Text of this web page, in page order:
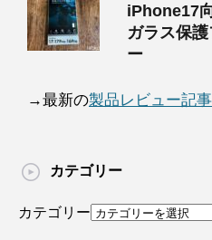
iPhone17
ガラス保
ー
→最新の製品レビュー記事
カテゴリー
カテゴリー